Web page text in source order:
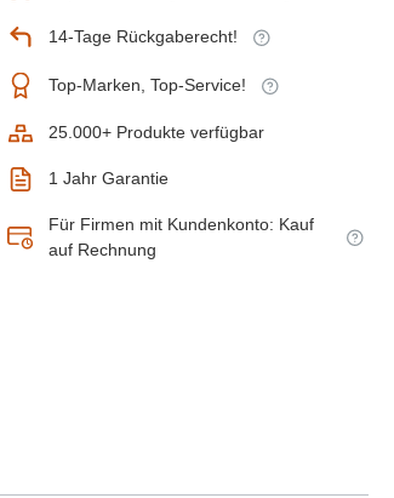
14-Tage Rückgaberecht!
Top-Marken, Top-Service!
25.000+ Produkte verfügbar
1 Jahr Garantie
Für Firmen mit Kundenkonto: Kauf
auf Rechnung